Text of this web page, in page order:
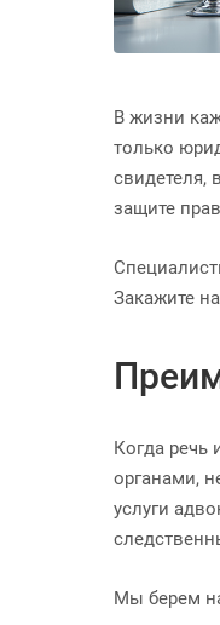
В жизни
только
свидетеля,
защите
Закажите
Когда речь
органами,
услуги
Мы берем